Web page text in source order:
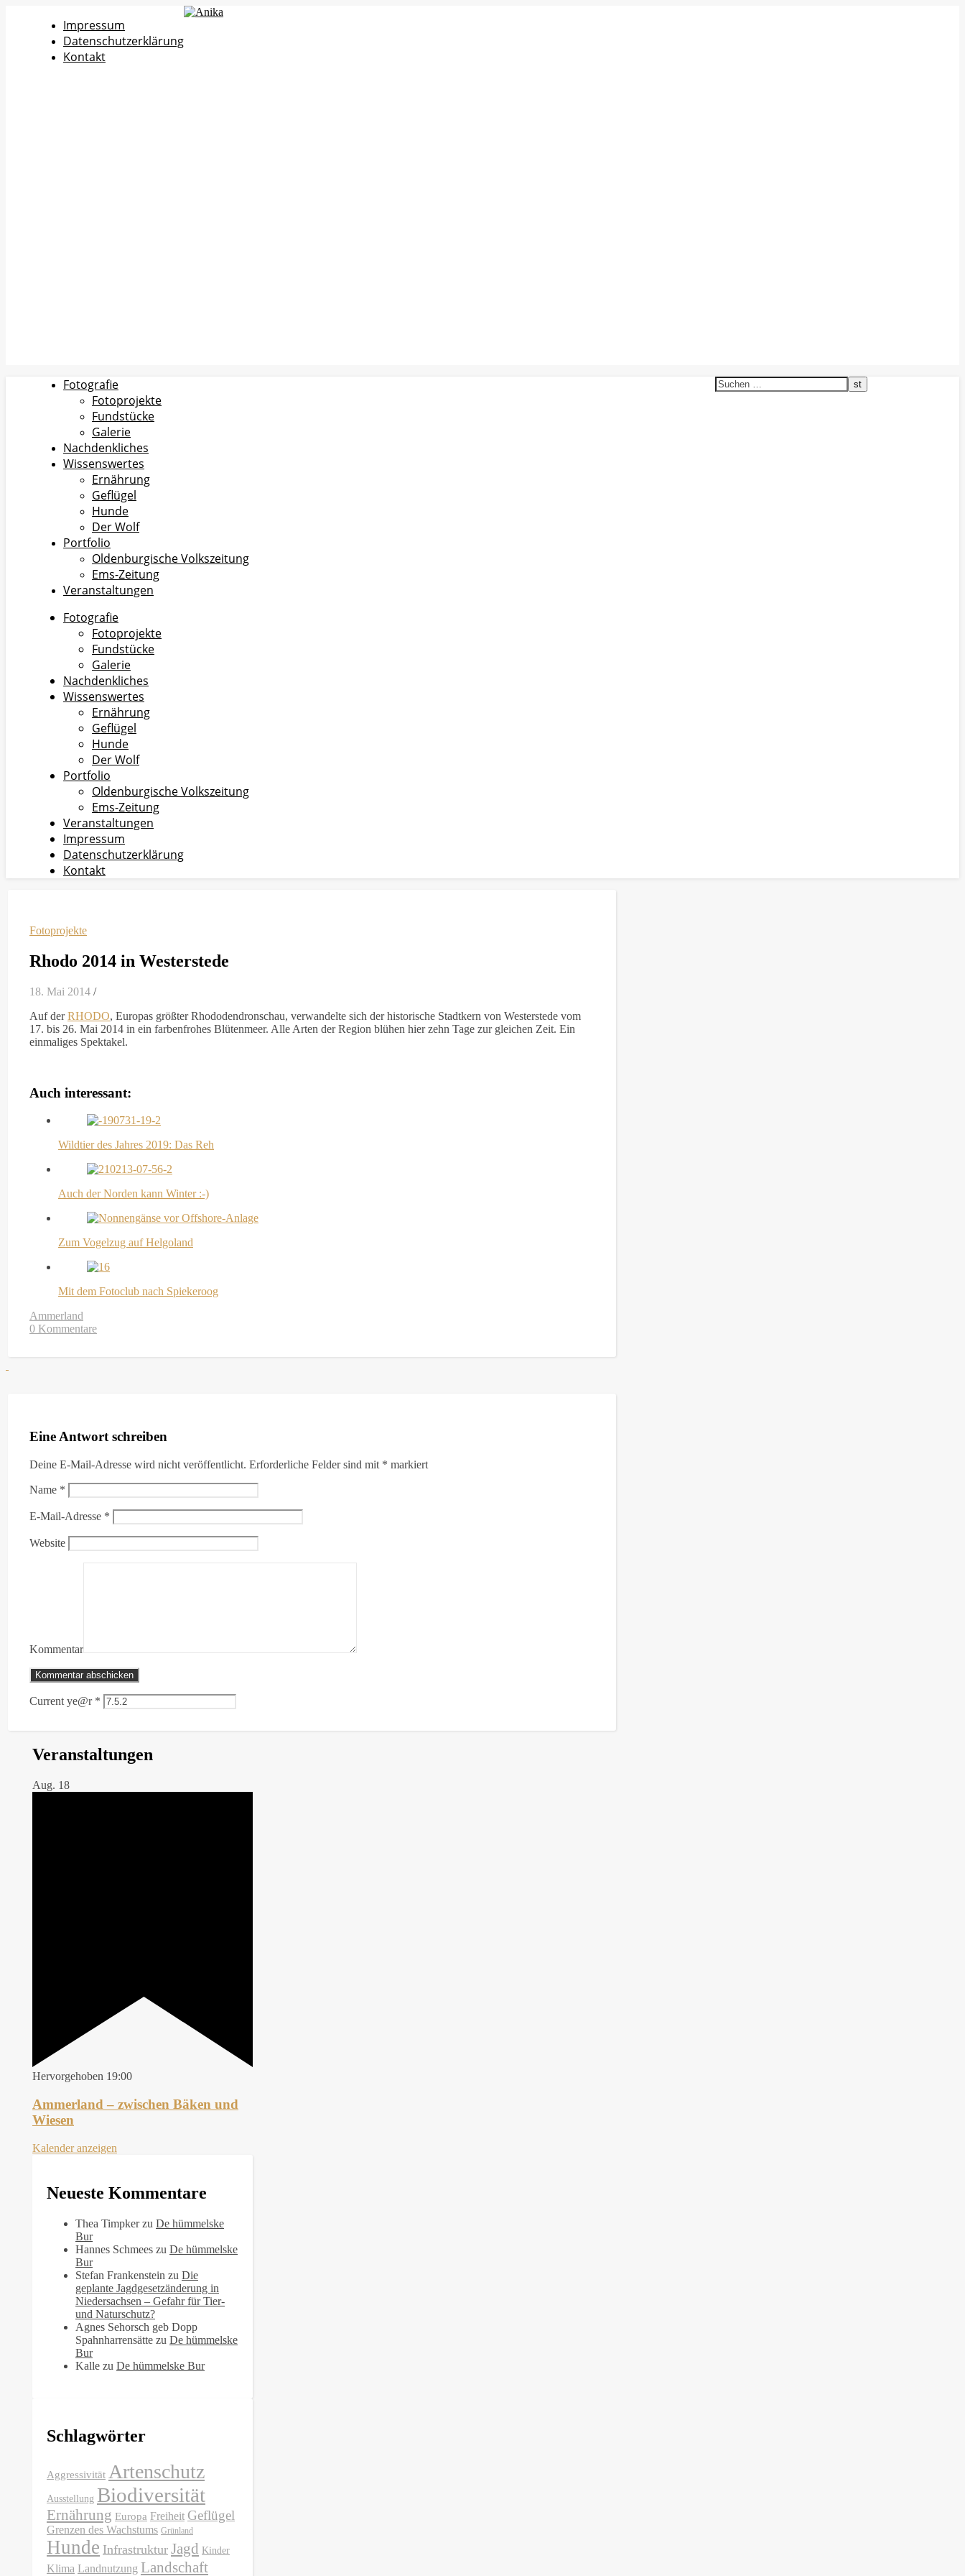
Impressum
Datenschutzerklärung
Kontakt
Fotografie
Fotoprojekte
Fundstücke
Galerie
Nachdenkliches
Wissenswertes
Ernährung
Geflügel
Hunde
Der Wolf
Portfolio
Oldenburgische Volkszeitung
Ems-Zeitung
Veranstaltungen
Fotografie
Fotoprojekte
Fundstücke
Galerie
Nachdenkliches
Wissenswertes
Ernährung
Geflügel
Hunde
Der Wolf
Portfolio
Oldenburgische Volkszeitung
Ems-Zeitung
Veranstaltungen
Impressum
Datenschutzerklärung
Kontakt
Fotoprojekte
Rhodo 2014 in Westerstede
18. Mai 2014 /
Auf derRHODO, Europas größter Rhododendronschau, verwandelte sich der historische Stadtkern von Westerstede vom
17. bis 26. Mai 2014 in ein farbenfrohes Blütenmeer. Alle Arten der Region blühen hier zehn Tage zur gleichen Zeit. Ein
einmaliges Spektakel.
Auch interessant:
Wildtier des Jahres 2019: Das Reh
Auch der Norden kann Winter :-)
Zum Vogelzug auf Helgoland
Mit dem Fotoclub nach Spiekeroog
Ammerland
0 Kommentare
Eine Antwort schreiben
Deine E-Mail-Adresse wird nicht veröffentlicht. Erforderliche Felder sind mit * markiert
Name *
E-Mail-Adresse *
Website
Kommentar
Current ye@r *
Veranstaltungen
Aug. 18
Hervorgehoben 19:00
Ammerland – zwischen Bäken und
Wiesen
Kalender anzeigen
Neueste Kommentare
Thea Timpkerzu De hümmelske
Bur
Hannes Schmees zu De hümmelske
Bur
Stefan Frankenstein zu Die
geplante Jagdgesetzänderung in
Niedersachsen – Gefahr für Tier-
und Naturschutz?
Agnes Sehorsch geb Dopp
Spahnharrensätte zu De hümmelske
Bur
Kalle zu De hümmelske Bur
Schlagwörter
Aggressivität Artenschutz
Ausstellung Biodiversität
Ernährung Europa Freiheit Geflügel
Grenzen des Wachstums Grünland
Hunde Infrastruktur Jagd Kinder
Klima Landnutzung Landschaft